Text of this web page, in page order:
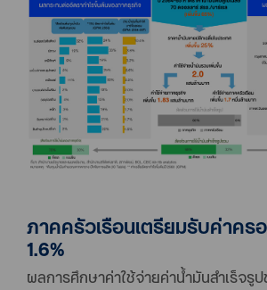
ภาคครัวเรือนเตรียมรับค่าค
1.6%
ผลการศึกษาค่าใช้จ่ายค่าน้ำมันสำเร็จรู